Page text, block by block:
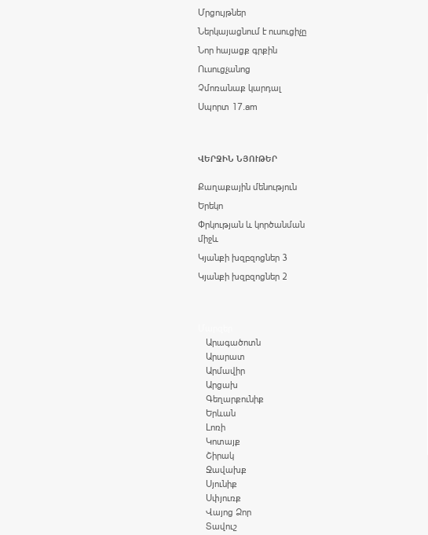
Մրցույթներ
Ներկայացնում է ուսուցիչը
Նոր հայացք գրքին
Ուսուցչանոց
Չմոռանաք կարդալ
Սպորտ 17.am
ՎԵՐՋԻՆ ՆՅՈՒԹԵՐ
Քաղաքային մենություն
Երեկո
Փրկության և կործանման
միջև
Կյանքի խզբզոցներ 3
Կյանքի խզբզոցներ 2
Արագածոտն
Արարատ
Արմավիր
Արցախ
Գեղարքունիք
Երևան
Լոռի
Կոտայք
Շիրակ
Ջավախք
Սյունիք
Սփյուռք
Վայոց Ձոր
Տավուշ